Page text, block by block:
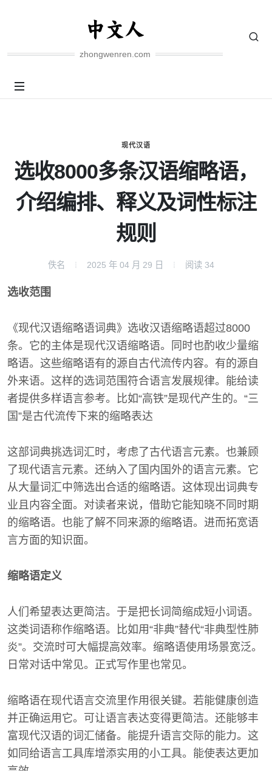
zhongwenren.com
现代汉语
选收8000多条汉语缩略语，
介绍编排、释义及词性标注
规则
佚名 2025 年 04 月 29 日 阅读 34
选收范围
《现代汉语缩略语词典》选收汉语缩略语超过8000
条。它的主体是现代汉语缩略语。同时也酌收少量缩
略语。这些缩略语有的源自古代流传内容。有的源自
外来语。这样的选词范围符合语言发展规律。能给读
者提供多样语言参考。比如“高铁”是现代产生的。“三
国”是古代流传下来的缩略表达
这部词典挑选词汇时，考虑了古代语言元素。也兼顾
了现代语言元素。还纳入了国内国外的语言元素。它
从大量词汇中筛选出合适的缩略语。这体现出词典专
业且内容全面。对读者来说，借助它能知晓不同时期
的缩略语。也能了解不同来源的缩略语。进而拓宽语
言方面的知识面。
缩略语定义
人们希望表达更简洁。于是把长词简缩成短小词语。
这类词语称作缩略语。比如用“非典”替代“非典型性肺
炎”。交流时可大幅提高效率。缩略语使用场景宽泛。
日常对话中常见。正式写作里也常见。
缩略语在现代语言交流里作用很关键。若能健康创造
并正确运用它。可让语言表达变得更简洁。还能够丰
富现代汉语的词汇储备。能提升语言交际的能力。这
如同给语言工具库增添实用的小工具。能使表达更加